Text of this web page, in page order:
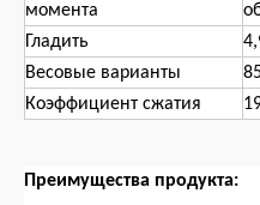
момента
Гладить
Весовые варианты
Коэффициент сжатия
Преимущества продукта: